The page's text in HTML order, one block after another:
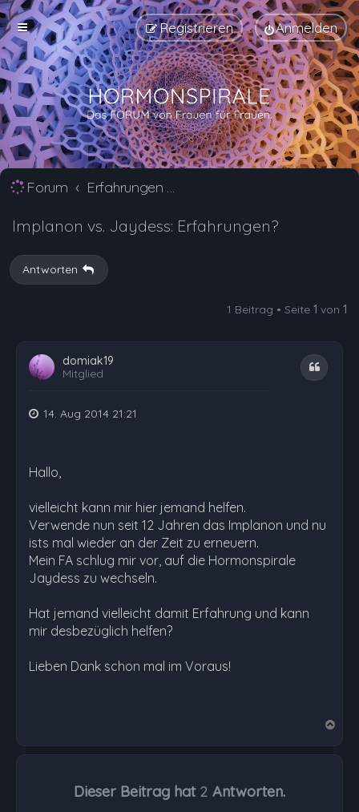
Anmelden
Registrieren
Forum Erfahrungen mit Verhütungsmittel Alternativen
Implanon vs. Jaydess: Erfahrungen?
Antworten
1 Beitrag • Seite 1 von 1
domiak19
Mitglied
Zitat
14. Aug 2014 21:21
Hallo,
vielleicht kann mir hier jemand helfen.
Verwende nun seit 12 Jahren das Implanon und nu
ists mal wieder an der Zeit zu erneuern.
Mein FA schlug mir vor, auf die Hormonspirale
Jaydess zu wechseln.
Hat jemand vielleicht damit Erfahrung und kann
mir desbezüglich helfen?
Lieben Dank schon mal im Voraus!
Dieser Beitrag hat 2 Antworten.